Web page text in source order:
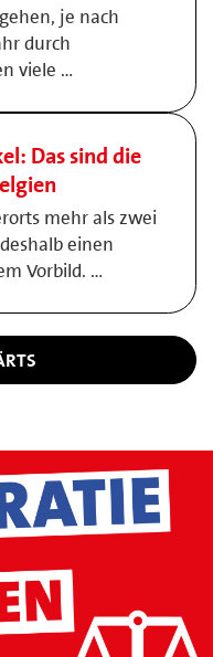
je nach
durch
viele …
Das sind die
mehr als zwei
einen
Vorbild. …